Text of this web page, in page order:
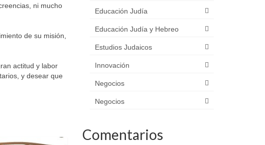
ni mucho
de su misión,
actitud y labor
y desear que
Educación Judía
Educación Judía y Hebreo
Estudios Judaicos
Innovación
Negocios
Negocios
Comentarios